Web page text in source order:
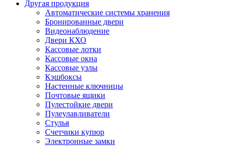
Другая продукция
Автоматические системы хранения
Бронированные двери
Видеонаблюдение
Двери КХО
Кассовые лотки
Кассовые окна
Кассовые узлы
Кэшбоксы
Настенные ключницы
Почтовые ящики
Пулестойкие двери
Пулеулавливатели
Стулья
Счетчики купюр
Электронные замки